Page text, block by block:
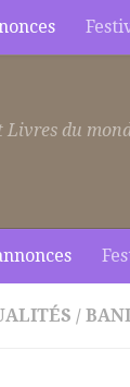
Livres du
/